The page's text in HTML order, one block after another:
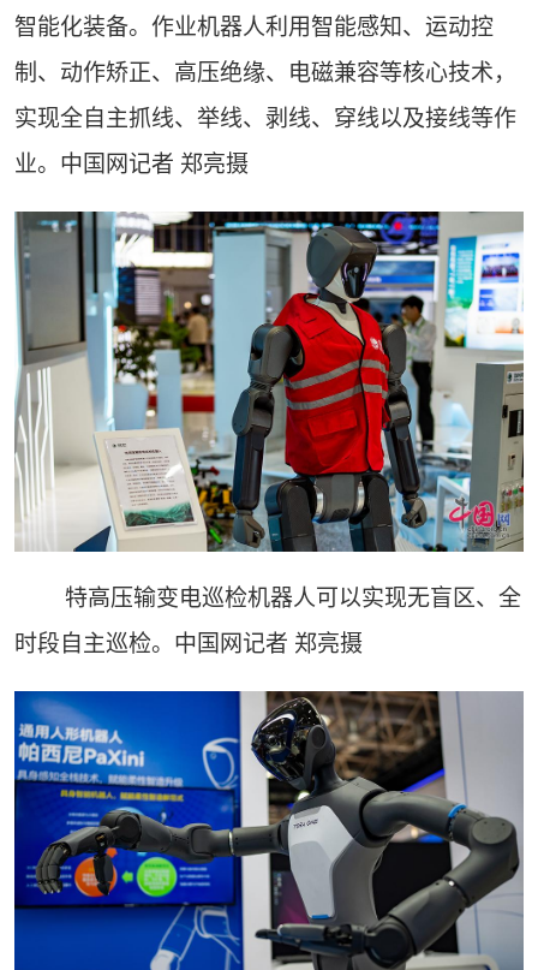
智能化装备。作业机器人利用智能感知、运动控
制、动作矫正、高压绝缘、电磁兼容等核心技术，
实现全自主抓线、举线、剥线、穿线以及接线等作
业。中国网记者 郑亮摄
特高压输变电巡检机器人可以实现无盲区、全
时段自主巡检。中国网记者 郑亮摄